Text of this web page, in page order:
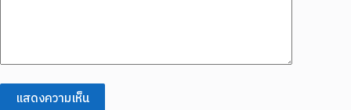
แสดงความเห็น